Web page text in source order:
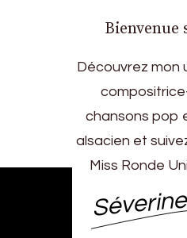
Bienvenue
Découvrez mon
chansons pop
alsacien et
Miss Ronde